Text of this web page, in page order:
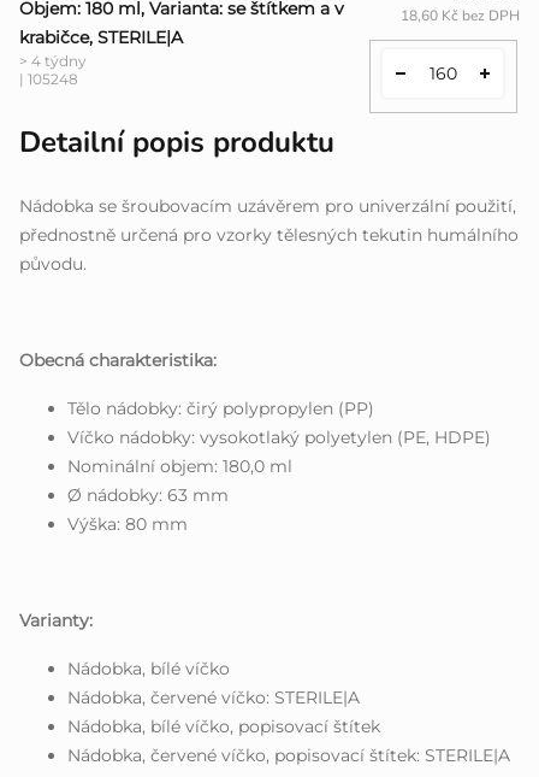
Objem: 180 ml, Varianta: se štítkem a v
krabičce, STERILE|A
> 4 týdny
| 105248
18,60 Kč bez DPH
Detailní popis produktu
Nádobka se šroubovacím uzávěrem pro univerzální použití,
přednostně určená pro vzorky tělesných tekutin humálního
původu.
Obecná charakteristika:
Tělo nádobky: čirý polypropylen (PP)
Víčko nádobky: vysokotlaký polyetylen (PE, HDPE)
Nominální objem: 180,0 ml
Ø nádobky: 63 mm
Výška: 80 mm
Varianty:
Nádobka, bílé víčko
Nádobka, červené víčko: STERILE|A
Nádobka, bílé víčko, popisovací štítek
Nádobka, červené víčko, popisovací štítek: STERILE|A